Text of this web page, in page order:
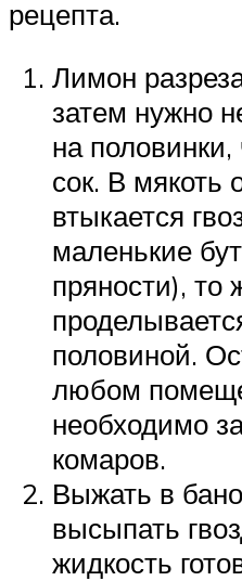
рецепта.
Лимон
затем нужно
на
сок. В мякоть
втыкается
маленькие
пряности), то
половиной.
любом
необходимо
комаров.
Выжать в
высыпать
жидкость